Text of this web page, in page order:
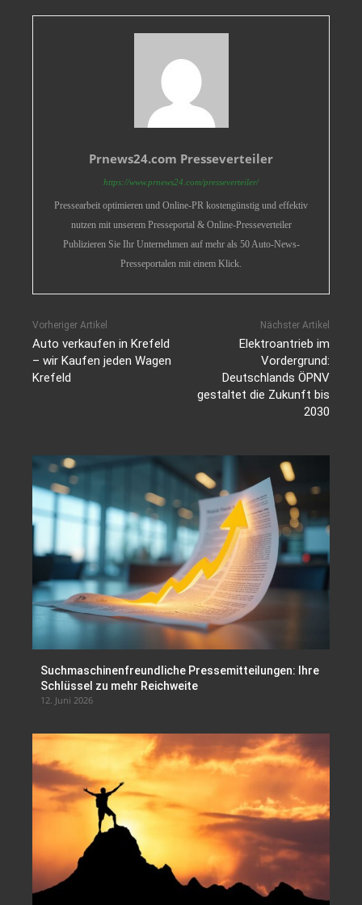
Prnews24.com Presseverteiler
https://www.prnews24.com/presseverteiler/
Pressearbeit optimieren und Online-PR kostengünstig und effektiv
nutzen mit unserem Presseportal & Online-Presseverteiler
Publizieren Sie Ihr Unternehmen auf mehr als 50 Auto-News-
Presseportalen mit einem Klick.
Vorheriger Artikel
Auto verkaufen in Krefeld
– wir Kaufen jeden Wagen
Krefeld
Nächster Artikel
Elektroantrieb im
Vordergrund:
Deutschlands ÖPNV
gestaltet die Zukunft bis
2030
Suchmaschinenfreundliche Pressemitteilungen: Ihre
Schlüssel zu mehr Reichweite
12. Juni 2026